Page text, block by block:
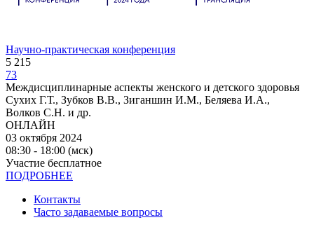
Научно-практическая конференция
5 215
73
Междисциплинарные аспекты женского и детского здоровья
Сухих Г.Т., Зубков В.В., Зиганшин И.М., Беляева И.А.,
Волков С.Н. и др.
ОНЛАЙН
03 октября 2024
08:30 - 18:00 (мск)
Участие бесплатное
ПОДРОБНЕЕ
Контакты
Часто задаваемые вопросы